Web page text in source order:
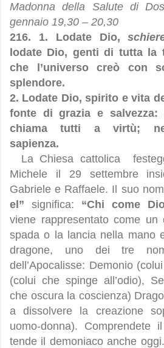
Madonna della Salute di
gennaio 19,30 – 20,30
216. 1. Lodate Dio,
lodate Dio, genti di tutta la
che l’universo creò con
splendore.
2. Lodate Dio, spirito e vita
fonte di grazia e
chiama tutti a virtù;
sapienza.
La Chiesa cattolica
Michele il 29 settembre
Gabriele e Raffaele. Il suo
el” significa: “Chi come
viene rappresentato come un
spada o la lancia nella mano
dragone, uno dei tre
dell’Apocalisse: Demonio
(colui che spinge all’odio),
che oscura la coscienza)
a dissolvere la creazione
uomo-donna). Comprendete
tende il demoniaco anche